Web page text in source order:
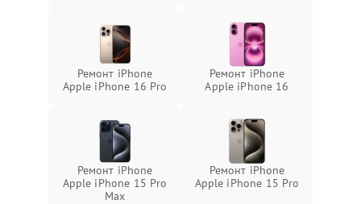
Ремонт iPhone
Apple iPhone 16 Pro
Ремонт iPhone
Apple iPhone 16
Ремонт iPhone
Apple iPhone 15 Pro
Max
Ремонт iPhone
Apple iPhone 15 Pro